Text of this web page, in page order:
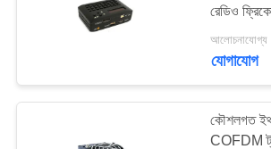
গোপনীয়তা
COFDM মডিউল
রেডিও
যোগাযোগ
কৌশলগত
COFDM